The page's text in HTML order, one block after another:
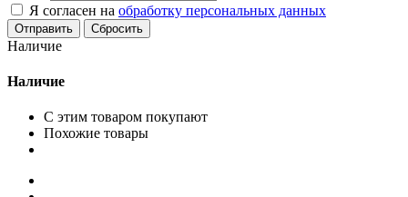
Я согласен на обработку персональных данных
Сбросить
Наличие
Наличие
С этим товаром покупают
Похожие товары